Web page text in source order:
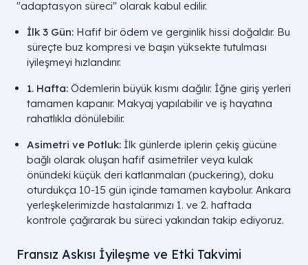
"adaptasyon süreci" olarak kabul edilir.
İlk 3 Gün: Hafif birödem ve gerginlik hissi doğaldır. Bu
süreçte buz kompresi ve başın yüksekte tutulması
iyileşmeyi hızlandırır.
1. Hafta: Ödemlerin büyük kısmı dağılır. İğne giriş yerleri
tamamen kapanır. Makyaj yapılabilir ve iş hayatına
rahatlıkla dönülebilir.
Asimetri ve Potluk: İlk günlerde iplerin çekiş gücüne
bağlı olarak oluşan hafif asimetriler veya kulak
önündeki küçük deri katlanmaları (puckering), doku
oturdukça 10-15 gün içinde tamamen kaybolur. Ankara
yerleşkelerimizde hastalarımızı 1. ve 2. haftada
kontrole çağırarak bu süreci yakından takip ediyoruz.
Fransız Askısı İyileşme ve Etki Takvimi